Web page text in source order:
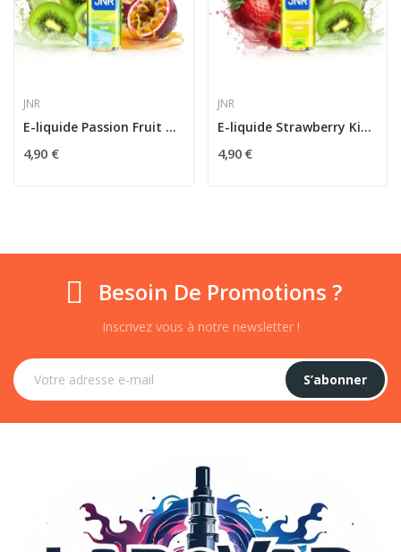
JNR
E-liquide Passion Fruit Kiwi 10ml JNR Falcon-X...
4,90 €
JNR
E-liquide Strawberry Kiwi 10ml JNR Falcon-X...
4,90 €
Besoin De Promotions ?
Inscrivez vous à notre newsletter !
S’abonner